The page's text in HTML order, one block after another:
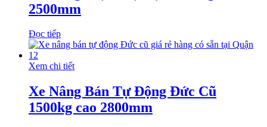
2500mm
Đọc tiếp
Xem chi tiết
Xe Nâng Bán Tự Động Đức Cũ
1500kg cao 2800mm